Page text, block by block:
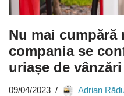
Nu mai cumpără
compania se
uriașe de vânzări
09/04/2023 Adrian